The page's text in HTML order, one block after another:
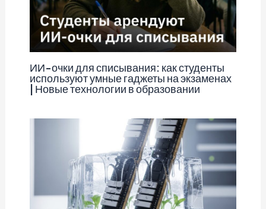
ИИ-очки для списывания: как студенты
используют умные гаджеты на экзаменах
| Новые технологии в образовании